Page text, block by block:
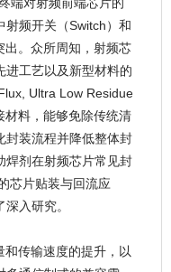
射频开关（Switch）和
出。众所周知，射频芯
进工艺以及新型材料的
Ultra Low Residue
材料，能够免除传统清
封装流程并降低整体封
焊剂在射频芯片常见封
芯片贴装与回流应
深入研究。
传输速度的提升，以